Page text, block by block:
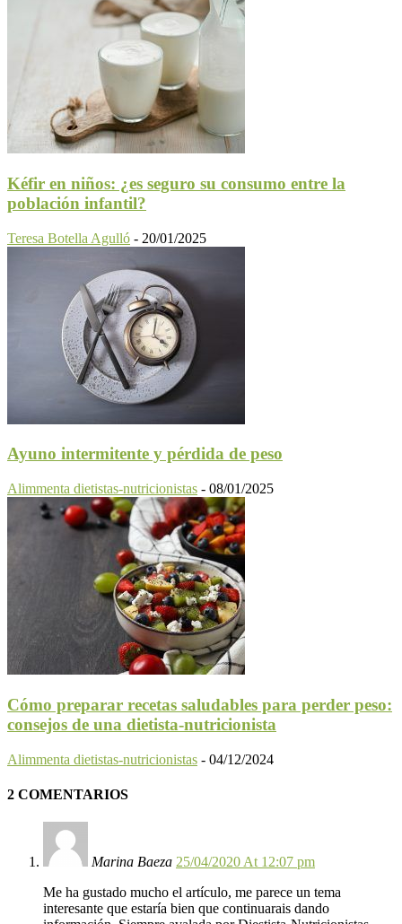
Kéfir en niños: ¿es seguro su consumo entre la
población infantil?
Teresa Botella Agulló - 20/01/2025
Ayuno intermitente y pérdida de peso
Alimmenta dietistas-nutricionistas - 08/01/2025
Cómo preparar recetas saludables para perder peso:
consejos de una dietista-nutricionista
Alimmenta dietistas-nutricionistas - 04/12/2024
2 COMENTARIOS
Marina Baeza 25/04/2020 At 12:07 pm
Me ha gustado mucho el artículo, me parece un tema
interesante que estaría bien que continuarais dando